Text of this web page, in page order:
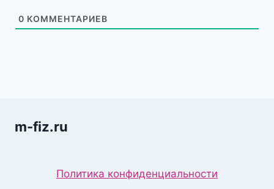
0 КОММЕНТАРИЕВ
m-fiz.ru
Политика конфиденциальности